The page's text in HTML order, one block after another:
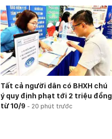
Tất cả người dân có BHXH chú
ý quy định phạt tới 2 triệu đồng
từ 10/9 - 20 phút trước